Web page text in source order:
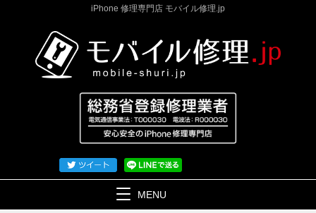
iPhone 修理専門店 モバイル修理.jp
MENU